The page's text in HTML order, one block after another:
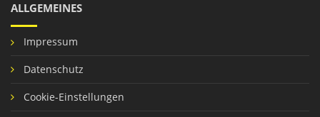
ALLGEMEINES
Impressum
Datenschutz
Cookie-Einstellungen